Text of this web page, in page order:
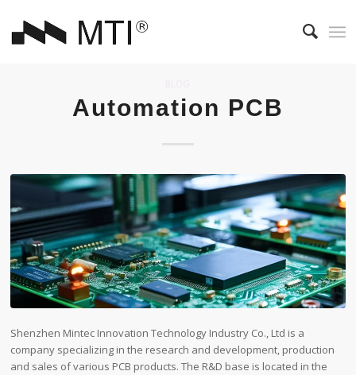
Automation PCB
Shenzhen Mintec Innovation Technology Industry Co., Ltd is a
company specializing in the research and development, production
and sales of various PCB products. The R&D base is located in the